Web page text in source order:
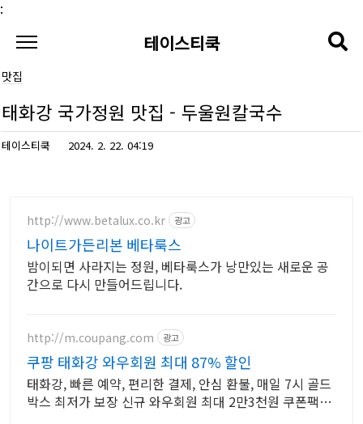
:
본문 바로가기
테이스티쿡
맛집
태화강 국가정원 맛집 - 두울원칼국수
테이스티쿡 2024. 2. 22. 04:19
http://www.betalux.co.kr 광고
나이트가든리본 베타룩스
밤이되면 사라지는 정원, 베타룩스가 낭만있는 새로운 공
간으로 다시 만들어드립니다.
http://m.coupang.com 광고
쿠팡 태화강 와우회원 최대 87% 할인
태화강, 빠른 예약, 편리한 결제, 안심 환불, 매일 7시 골드
박스 최저가 보장 신규 와우회원 최대 2만3천원 쿠폰팩